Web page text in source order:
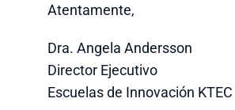
Atentamente,
Dra. Angela Andersson
Director Ejecutivo
Escuelas de Innovación KTEC